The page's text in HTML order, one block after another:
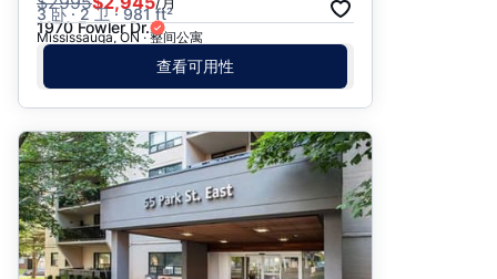
3 卧 · 2 卫 · 981 ft²
1970 Fowler Dr.
Mississauga, ON · 整间公寓
查看可用性